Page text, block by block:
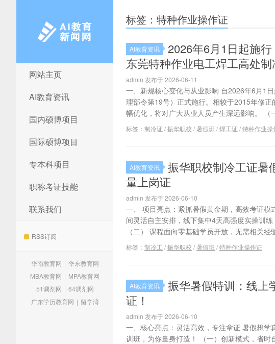
AI教育新闻网
网站主页
AI教育资讯
国内硕博项目
国际硕博项目
专本科项目
职称考证技能
联系我们
RSS订阅
华南教育网 | 华东教育网
MBA教育网 | MPA教育网
51调剂网 | 64调剂网
广东学历教育网 | 留学湾
标签：特种作业操作证
AI教育资讯
2026年6月1日起施
东莞特种作业电工焊工高处制
admin 发布于 2026-06-11
一、新规核心变化与从业影响 自2026年6月1
理部令第19号）正式施行。相较于2015年修
幅优化，将对广大从业人员产生深远影响。 （
标签： 制冷证 /振华职校 /暑假班 /焊工证 /特种作业操
AI教育资讯
振华职校制冷工证暑
量上岗证
admin 发布于 2026-06-10
一、 项目亮点：紧抓暑假黄金期，高效考证模
间灵活自主安排，线下集中4天高强度实操训
（二） 课程面向零基础学员开放，无需相关
标签： 制冷工 /振华职校 /暑假班 /特种作业操作证
AI教育资讯
振华暑假特训：线上
证！
admin 发布于 2026-06-10
一、核心亮点：灵活高效，专注拿证 暑假想
训班，为你量身打造！ （一）创新模式，省时